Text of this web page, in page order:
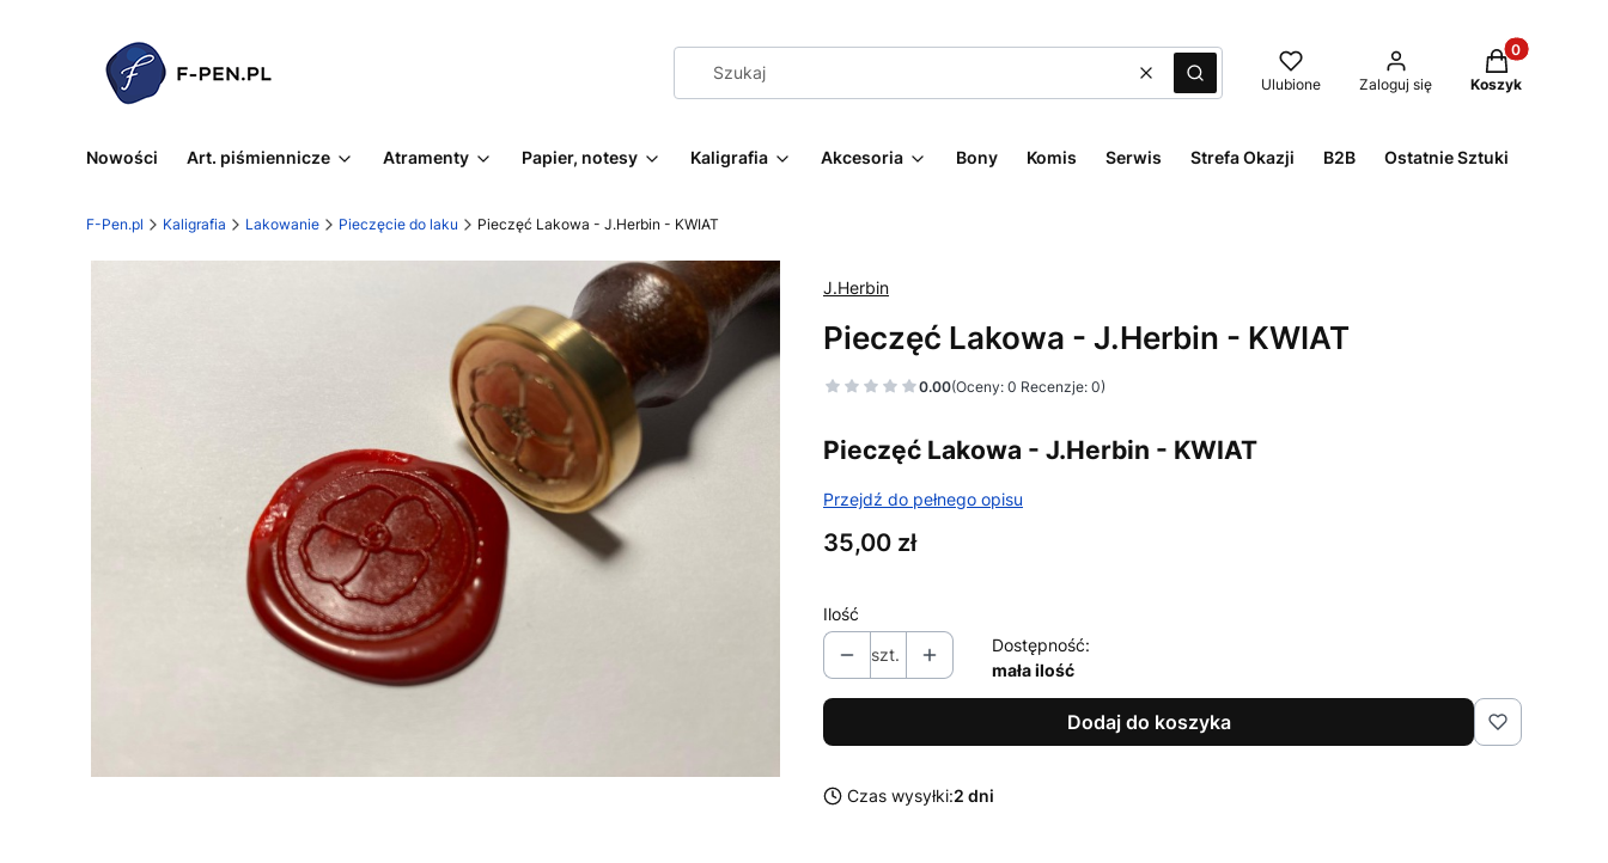
WyczyśćSzukaj Ulubione Zaloguj się
Produkty w
Koszyk
Nowości Art. piśmiennicze Atramenty Papier, notesy Kaligrafia Akcesoria Bony Komis Serwis Strefa Okazji B2B Ostatnie Sztuki
F-Pen.pl Kaligrafia Lakowanie Pieczęcie do laku Pieczęć Lakowa - J.Herbin - KWIAT
J.Herbin
Pieczęć Lakowa - J.Herbin - KWIAT
0.00(Oceny: 0 Recenzje: 0)
Pieczęć Lakowa - J.Herbin - KWIAT
Przejdź do pełnego opisu
Cena
35,00 zł
Ilość
szt.
Dostępność:
mała ilość
Dodaj do koszyka
Czas wysyłki:2 dni